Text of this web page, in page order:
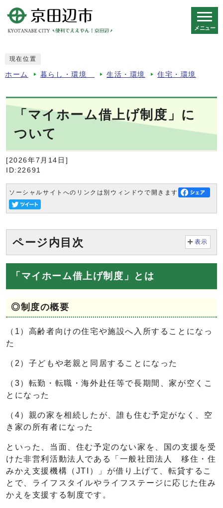
メニュー
現在位置
ホーム 暮らし・環境 生活・環境 住宅・環境
「マイホーム借上げ制度」に
ついて
[2026年7月14日]
ID:22691
ソーシャルサイトへのリンクは別ウィンドウで開きます
ページ内目次 表示
「マイホーム借上げ制度」とは
◎制度の概要
（1）高齢者向けの住宅や施設へ入所することになっ
た
（2）子どもや老親と同居することになった
（3）転勤・転職・海外赴任等で長期間、家が空くこ
とになった
（4）親の家を相続したが、誰も住む予定がなく、空
き家の所有者になった
といった、当面、住む予定のない家を、国の支援を受
けた非営利活動法人である「一般社団法人 移住・住
みかえ支援機構（JTI）」が借り上げて、転貸するこ
とで、ライフスタイルやライフステージに応じた住み
かえを支援する制度です。